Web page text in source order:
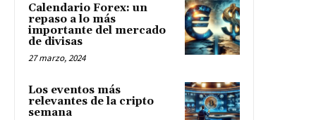
Calendario Forex: un
repaso a lo más
importante del mercado
de divisas
27 marzo, 2024
Los eventos más
relevantes de la cripto
semana